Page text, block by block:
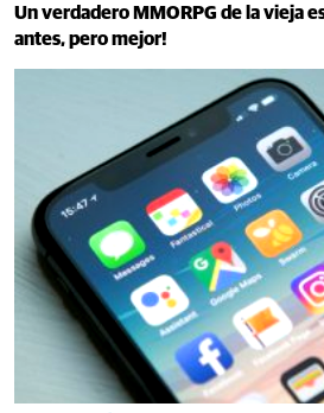
Un verdadero MMORPG de la vieja
antes, pero mejor!